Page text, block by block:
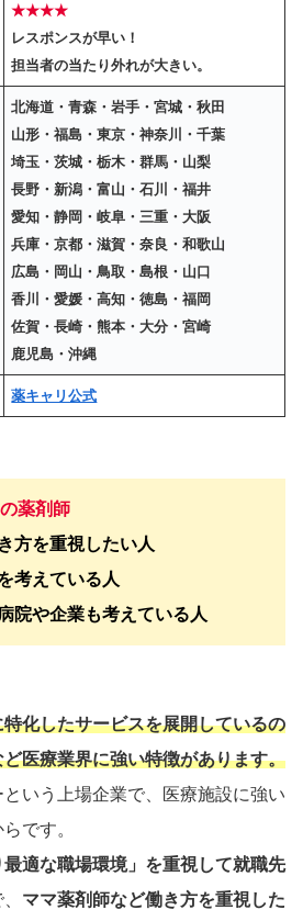
★★★★
レスポンスが早い！
担当者の当たり外れが大きい。
北海道・青森・岩手・宮城・秋田
山形・福島・東京・神奈川・千葉
埼玉・茨城・栃木・群馬・山梨
長野・新潟・富山・石川・福井
愛知・静岡・岐阜・三重・大阪
兵庫・京都・滋賀・奈良・和歌山
広島・岡山・鳥取・島根・山口
香川・愛媛・高知・徳島・福岡
佐賀・長崎・熊本・大分・宮崎
鹿児島・沖縄
薬キャリ公式
薬剤師
方を重視したい人
考えている人
院や企業も考えている人
化したサービスを展開しているの
医療業界に強い特徴があります。
いう上場企業で、医療施設に強い
です。
最適な職場環境」を重視して就職先
ママ薬剤師など働き方を重視した